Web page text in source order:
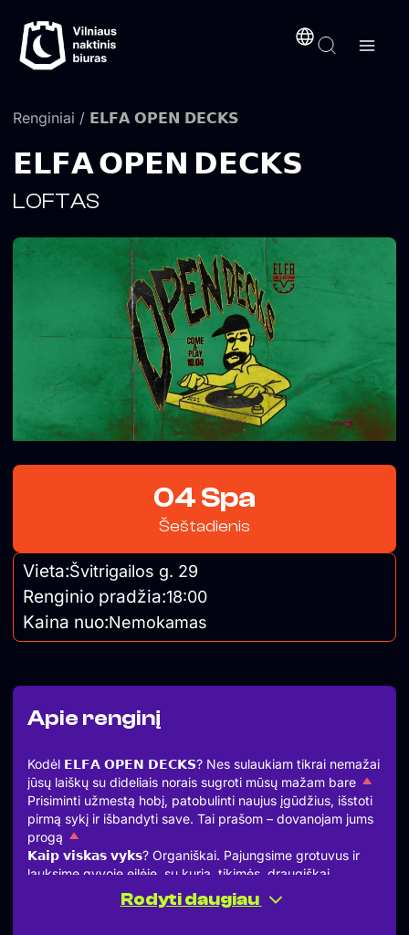
prie
turinio
Renginiai / 𝗘𝗟𝗙𝗔 𝗢𝗣𝗘𝗡 𝗗𝗘𝗖𝗞𝗦
Apie renginį
Kodėl 𝗘𝗟𝗙𝗔 𝗢𝗣𝗘𝗡 𝗗𝗘𝗖𝗞𝗦? Nes sulaukiam tikrai nemažai
jūsų laiškų su dideliais norais sugroti mūsų mažam bare
Prisiminti užmestą hobį, patobulinti naujus įgūdžius, išstoti
pirmą sykį ir išbandyti save. Tai prašom – dovanojam jums
progą
𝗞𝗮𝗶𝗽 𝘃𝗶𝘀𝗸𝗮𝘀 𝘃𝘆𝗸𝘀? Organiškai. Pajungsime grotuvus ir
lauksime gyvoje eilėje, su kuria, tikimės, draugiškai
tvarkysitės patys.
𝗧𝗔𝗜𝗦𝗬𝗞𝗟𝗘̇ tik viena – prašome groti barui derančią
Rodyti daugiau
𝗘𝗟𝗙𝗔 𝗢𝗣𝗘𝗡 𝗗𝗘𝗖𝗞𝗦
LOFTAS
04 Spa
Šeštadienis
Vieta:Švitrigailos g. 29
Renginio pradžia:18:00
Kaina nuo:Nemokamas